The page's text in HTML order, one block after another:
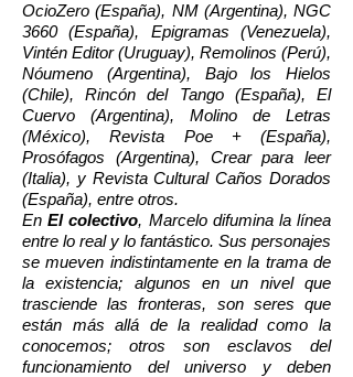
OcioZero (España), NM (Argentina), NGC
3660 (España), Epigramas (Venezuela),
Vintén Editor (Uruguay), Remolinos (Perú),
Nóumeno (Argentina), Bajo los Hielos
(Chile), Rincón del Tango (España), El
Cuervo (Argentina), Molino de Letras
(México), Revista Poe + (España),
Prosófagos (Argentina), Crear para leer
(Italia), y Revista Cultural Caños Dorados
(España), entre otros.
EnEl colectivo, Marcelo difumina la línea
entre lo real y lo fantástico. Sus personajes
se mueven indistintamente en la trama de
la existencia; algunos en un nivel que
trasciende las fronteras, son seres que
están más allá de la realidad como la
conocemos; otros son esclavos del
funcionamiento del universo y deben